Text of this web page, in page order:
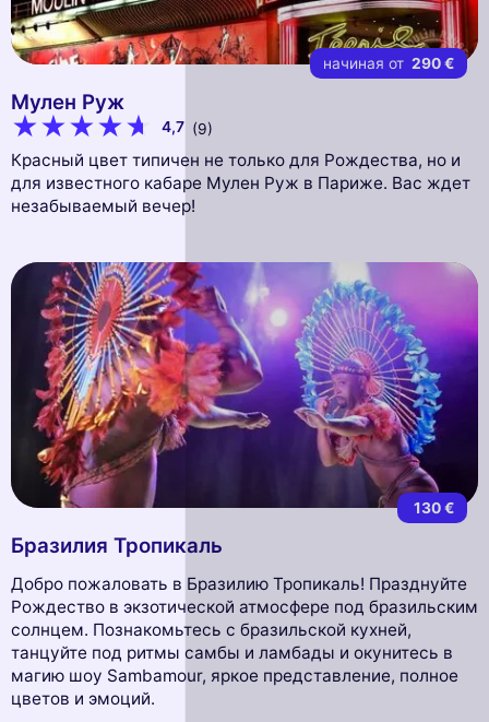
начиная от 290 €
Мулен Руж
4,7 (9)
Красный цвет типичен не только для Рождества, но и
для известного кабаре Мулен Руж в Париже. Вас ждет
незабываемый вечер!
130 €
Бразилия Тропикаль
Добро пожаловать в Бразилию Тропикаль! Празднуйте
Рождество в экзотической атмосфере под бразильским
солнцем. Познакомьтесь с бразильской кухней,
танцуйте под ритмы самбы и ламбады и окунитесь в
магию шоу Sambamour, яркое представление, полное
цветов и эмоций.